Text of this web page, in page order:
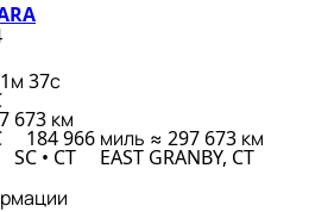
37с
673 км
184 966 миль ≈ 297 673 км
SC • CT EAST GRANBY, CT